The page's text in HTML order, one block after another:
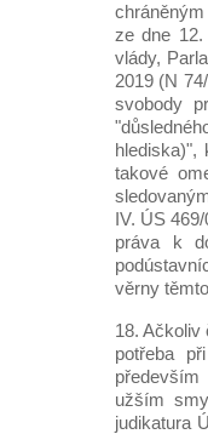
ze dne
vlády,
2019 (N
svobody
hlediska)",
takové
IV. ÚS
práva k
věrny
18. Ačkoliv
potřeba
užším
judikatura